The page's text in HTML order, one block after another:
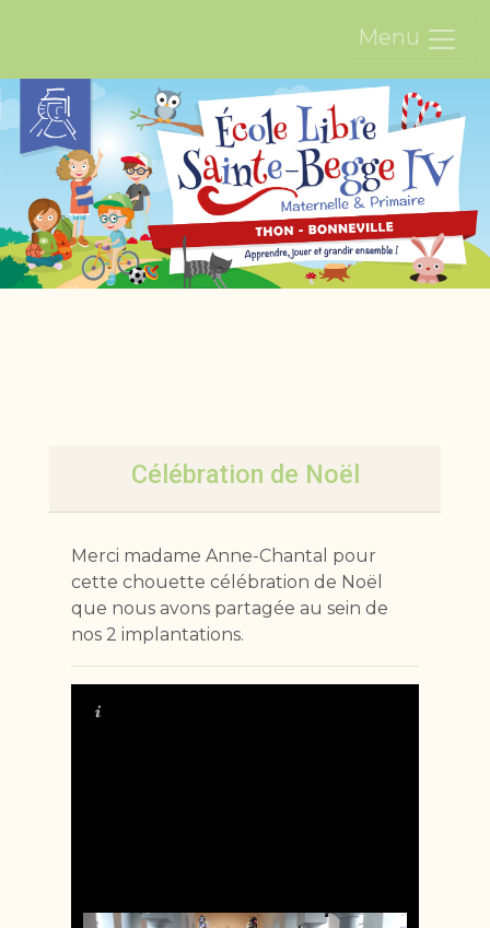
Menu
Célébration de Noël
Merci madame Anne-Chantal pour
cette chouette célébration de Noël
que nous avons partagée au sein de
nos 2 implantations.